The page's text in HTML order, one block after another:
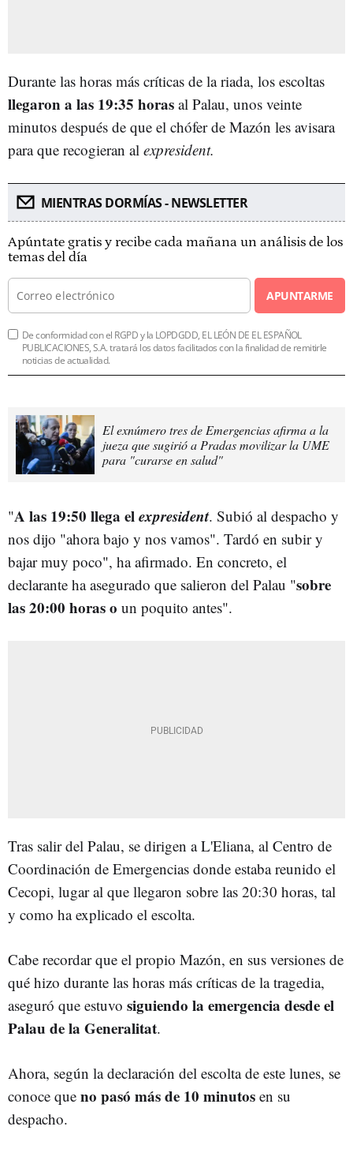
Durante las horas más críticas de la riada, los escoltas
llegaron a las 19:35 horas al Palau, unos veinte
minutos después de que el chófer de Mazón les avisara
para que recogieran al expresident.
MIENTRAS DORMÍAS - NEWSLETTER
Apúntate gratis y recibe cada mañana un análisis de los
temas del día
APUNTARME
De conformidad con el RGPD y la LOPDGDD, EL LEÓN DE EL ESPAÑOL
PUBLICACIONES, S.A. tratará los datos facilitados con la finalidad de remitirle
noticias de actualidad.
El exnúmero tres de Emergencias afirma a la
jueza que sugirió a Pradas movilizar la UME
para "curarse en salud"
"A las 19:50 llega elexpresident. Subió al despacho y
nos dijo "ahora bajo y nos vamos". Tardó en subir y
bajar muy poco", ha afirmado. En concreto, el
declarante ha asegurado que salieron del Palau "sobre
las 20:00 horas o un poquito antes".
Tras salir del Palau, se dirigen a L'Eliana, al Centro de
Coordinación de Emergencias donde estaba reunido el
Cecopi, lugar al que llegaron sobre las 20:30 horas, tal
y como ha explicado el escolta.
Cabe recordar que el propio Mazón, en sus versiones de
qué hizo durante las horas más críticas de la tragedia,
aseguró que estuvo siguiendo la emergencia desde el
Palau de la Generalitat.
Ahora, según la declaración del escolta de este lunes, se
conoce que no pasó más de 10 minutos en su
despacho.